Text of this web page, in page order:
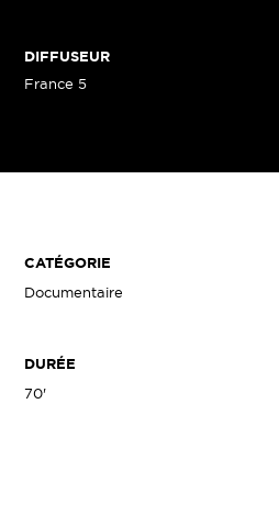
DIFFUSEUR
France 5
CATÉGORIE
Documentaire
DURÉE
70'